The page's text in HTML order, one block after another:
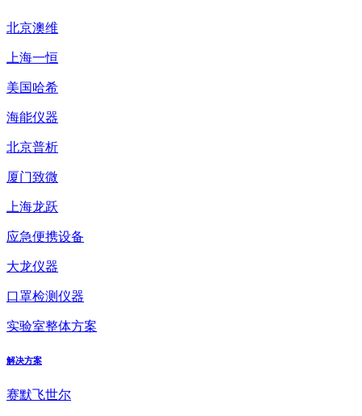
北京澳维
上海一恒
美国哈希
海能仪器
北京普析
厦门致微
上海龙跃
应急便携设备
大龙仪器
口罩检测仪器
实验室整体方案
解决方案
赛默飞世尔